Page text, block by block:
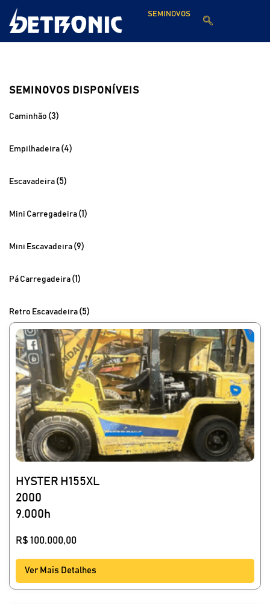
SEMINOVOS
SEMINOVOS DISPONÍVEIS
Caminhão (3)
Empilhadeira (4)
Escavadeira (5)
Mini Carregadeira (1)
Mini Escavadeira (9)
Pá Carregadeira (1)
Retro Escavadeira (5)
HYSTER H155XL
2000
9.000h
R$ 100.000,00
Ver Mais Detalhes